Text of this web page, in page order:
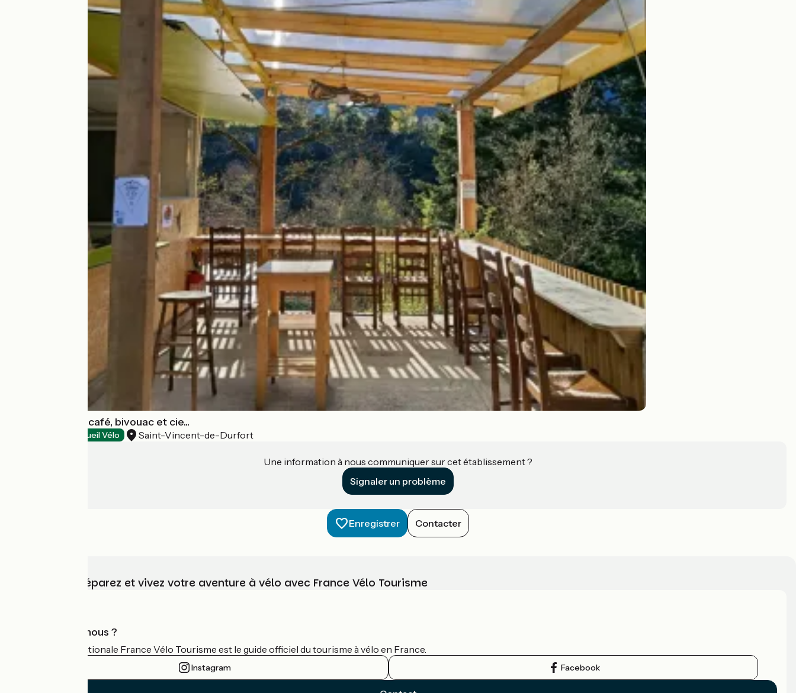
Les Terrasses - café, bivouac et cie...
Accueil Vélo Saint-Vincent-de-Durfort
Une information à nous communiquer sur cet établissement ?
Signaler un problème
Enregistrer Contacter
Choisissez, préparez et vivez votre aventure à vélo avec France Vélo Tourisme
Qui sommes-nous ?
L'association nationale France Vélo Tourisme est le guide officiel du tourisme à vélo en France.
Instagram Facebook